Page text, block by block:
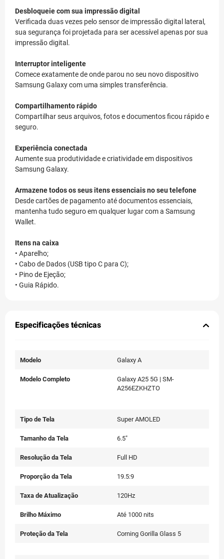
Desbloqueie com sua impressão digital
Verificada duas vezes pelo sensor de impressão digital lateral,
sua segurança foi projetada para ser acessível apenas por sua
impressão digital.
Interruptor inteligente
Comece exatamente de onde parou no seu novo dispositivo
Samsung Galaxy com uma simples transferência.
Compartilhamento rápido
Compartilhar seus arquivos, fotos e documentos ficou rápido e
seguro.
Experiência conectada
Aumente sua produtividade e criatividade em dispositivos
Samsung Galaxy.
Armazene todos os seus itens essenciais no seu telefone
Desde cartões de pagamento até documentos essenciais,
mantenha tudo seguro em qualquer lugar com a Samsung
Wallet.
Itens na caixa
• Aparelho;
• Cabo de Dados (USB tipo C para C);
• Pino de Ejeção;
• Guia Rápido.
Especificações técnicas
Modelo Galaxy A
Modelo Completo
Galaxy A25 5G | SM-
A256EZKHZTO
Tipo de Tela Super AMOLED
Tamanho da Tela 6.5"
Resolução da Tela Full HD
Proporção da Tela 19.5:9
Taxa de Atualização 120Hz
Brilho Máximo Até 1000 nits
Proteção da Tela Corning Gorilla Glass 5